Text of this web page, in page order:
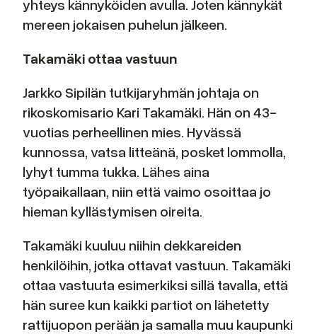
yhteys kännyköiden avulla. Joten kännykät
mereen jokaisen puhelun jälkeen.
Takamäki ottaa vastuun
Jarkko Sipilän tutkijaryhmän johtaja on
rikoskomisario Kari Takamäki. Hän on 43-
vuotias perheellinen mies. Hyvässä
kunnossa, vatsa litteänä, posket lommolla,
lyhyt tumma tukka. Lähes aina
työpaikallaan, niin että vaimo osoittaa jo
hieman kyllästymisen oireita.
Takamäki kuuluu niihin dekkareiden
henkilöihin, jotka ottavat vastuun. Takamäki
ottaa vastuuta esimerkiksi sillä tavalla, että
hän suree kun kaikki partiot on lähetetty
rattijuopon perään ja samalla muu kaupunki